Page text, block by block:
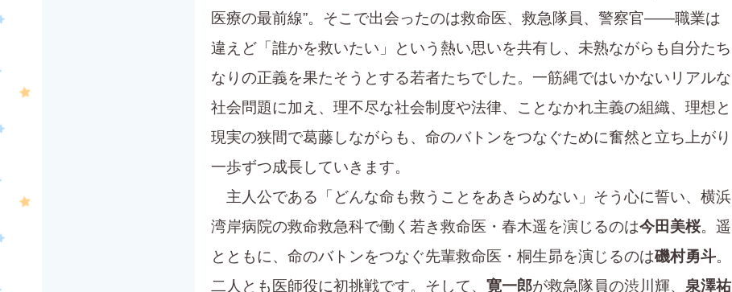
医療の最前線”。そこで出会ったのは救命医、救急隊員、警察官――職業は
違えど「誰かを救いたい」という熱い思いを共有し、未熟ながらも自分たち
なりの正義を果たそうとする若者たちでした。一筋縄ではいかないリアルな
社会問題に加え、理不尽な社会制度や法律、ことなかれ主義の組織、 理想と
現実の狭間で葛藤しながらも、命のバトンをつなぐために奮然と立ち上がり
一歩ずつ成長していきます。
主人公である「どんな命も救うことをあきらめない」そう心に誓い、横浜
湾岸病院の救命救急科で働く若き救命医・春木遥を演じるのは今田美桜。遥
とともに、命のバトンをつなぐ先輩救命医・桐生昴を演じるのは磯村勇斗。
二人とも医師役に初挑戦です。 そして、 寛一郎が救急隊員の渋川輝、 泉澤祐